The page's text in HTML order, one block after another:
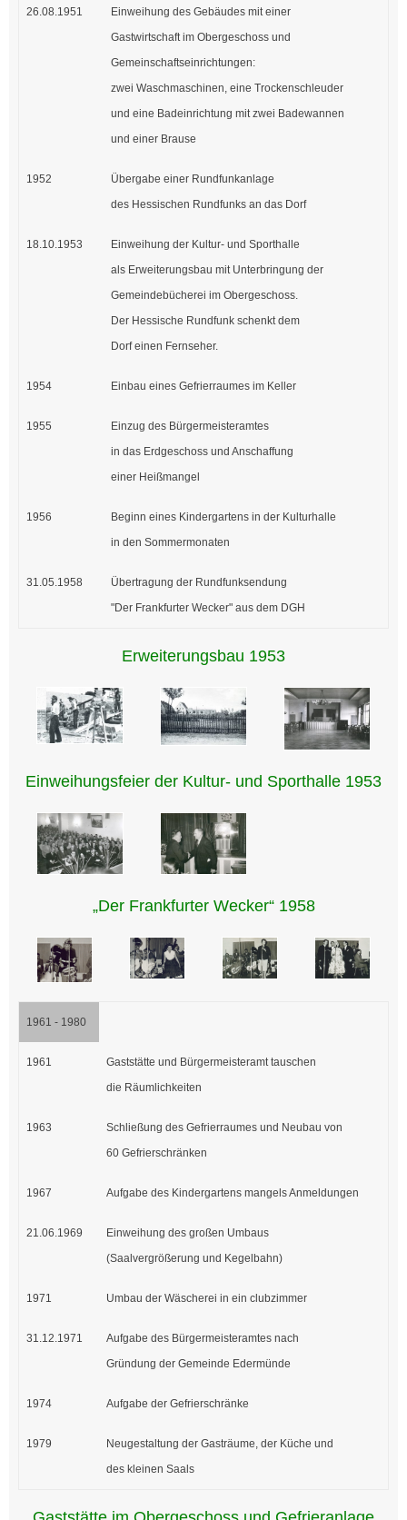
26.08.1951
Einweihung des Gebäudes mit einer
Gastwirtschaft im Obergeschoss und
Gemeinschaftseinrichtungen:
zwei Waschmaschinen, eine Trockenschleuder
und eine Badeinrichtung mit zwei Badewannen
und einer Brause
1952
Übergabe einer Rundfunkanlage
des Hessischen Rundfunks an das Dorf
18.10.1953
Einweihung der Kultur- und Sporthalle
als Erweiterungsbau mit Unterbringung der
Gemeindebücherei im Obergeschoss.
Der Hessische Rundfunk schenkt dem
Dorf einen Fernseher.
1954 Einbau eines Gefrierraumes im Keller
1955
Einzug des Bürgermeisteramtes
in das Erdgeschoss und Anschaffung
einer Heißmangel
1956
Beginn eines Kindergartens in der Kulturhalle
in den Sommermonaten
31.05.1958
Übertragung der Rundfunksendung
"Der Frankfurter Wecker" aus dem DGH
Erweiterungsbau 1953
Einweihungsfeier der Kultur- und Sporthalle 1953
„Der Frankfurter Wecker“ 1958
1961 - 1980
1961
Gaststätte und Bürgermeisteramt tauschen
die Räumlichkeiten
1963
Schließung des Gefrierraumes und Neubau von
60 Gefrierschränken
1967 Aufgabe des Kindergartens mangels Anmeldungen
21.06.1969
Einweihung des großen Umbaus
(Saalvergrößerung und Kegelbahn)
1971 Umbau der Wäscherei in ein clubzimmer
31.12.1971
Aufgabe des Bürgermeisteramtes nach
Gründung der Gemeinde Edermünde
1974 Aufgabe der Gefrierschränke
1979
Neugestaltung der Gasträume, der Küche und
des kleinen Saals